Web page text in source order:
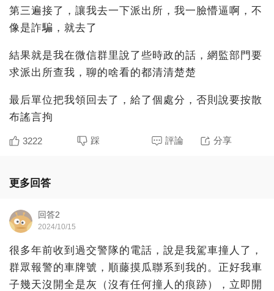
第三遍接了，讓我去一下派出所，我一臉懵逼啊，不
像是詐騙，就去了
結果就是我在微信群里說了些時政的話，網監部門要
求派出所查我，聊的啥看的都清清楚楚
最后單位把我領回去了，給了個處分，否則說要按散
布謠言拘
3222 踩 評論 分享
更多回答
回答2
2024/10/15
很多年前收到過交警隊的電話，說是我駕車撞人了，
群眾報警的車牌號，順藤摸瓜聯系到我的。正好我車
子幾天沒開全是灰（沒有任何撞人的痕跡），立即開